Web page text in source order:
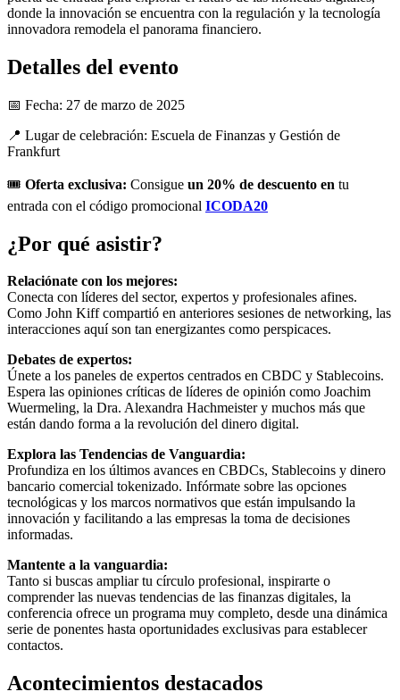
donde la innovación se encuentra con la regulación y la tecnología
innovadora remodela el panorama financiero.
Detalles del evento
📅 Fecha: 27 de marzo de 2025
📍 Lugar de celebración: Escuela de Finanzas y Gestión de
Frankfurt
🎟️ Oferta exclusiva: Consigue un 20% de descuento en tu
entrada con el código promocional ICODA20
¿Por qué asistir?
Relaciónate con los mejores:
Conecta con líderes del sector, expertos y profesionales afines.
Como John Kiff compartió en anteriores sesiones de networking, las
interacciones aquí son tan energizantes como perspicaces.
Debates de expertos:
Únete a los paneles de expertos centrados en CBDC y Stablecoins.
Espera las opiniones críticas de líderes de opinión como Joachim
Wuermeling, la Dra. Alexandra Hachmeister y muchos más que
están dando forma a la revolución del dinero digital.
Explora las Tendencias de Vanguardia:
Profundiza en los últimos avances en CBDCs, Stablecoins y dinero
bancario comercial tokenizado. Infórmate sobre las opciones
tecnológicas y los marcos normativos que están impulsando la
innovación y facilitando a las empresas la toma de decisiones
informadas.
Mantente a la vanguardia:
Tanto si buscas ampliar tu círculo profesional, inspirarte o
comprender las nuevas tendencias de las finanzas digitales, la
conferencia ofrece un programa muy completo, desde una dinámica
serie de ponentes hasta oportunidades exclusivas para establecer
contactos.
Acontecimientos destacados